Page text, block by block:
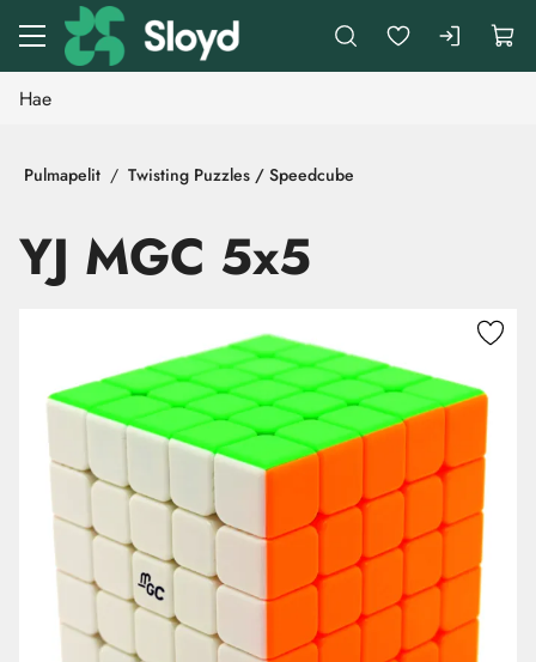
Siirry pääsisältöön
Pulmapelit Twisting Puzzles / Speedcube
YJ MGC 5x5